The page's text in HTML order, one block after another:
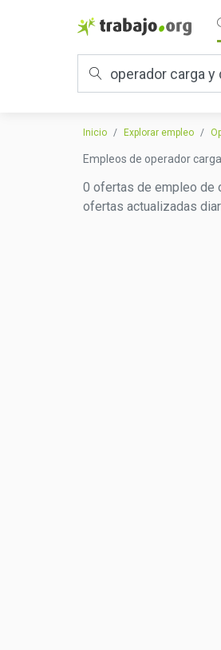
Inicio Explorar empleo
Empleos de operador
0 ofertas de empleo de
ofertas actualizadas